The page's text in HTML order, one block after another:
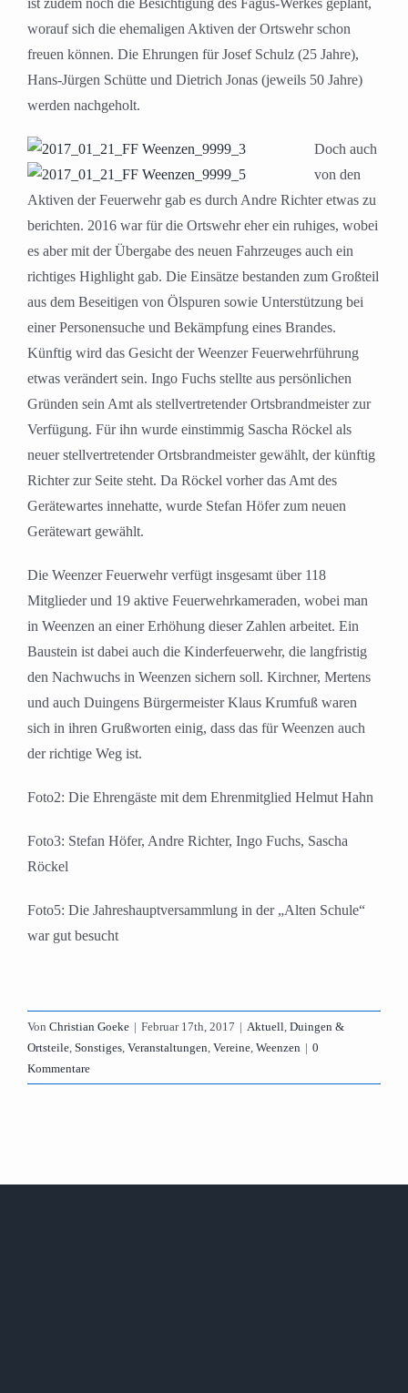
ist zudem noch die Besichtigung des Fagus-Werkes geplant,
worauf sich die ehemaligen Aktiven der Ortswehr schon
freuen können. Die Ehrungen für Josef Schulz (25 Jahre),
Hans-Jürgen Schütte und Dietrich Jonas (jeweils 50 Jahre)
werden nachgeholt.
Doch auch
von den
Aktiven der Feuerwehr gab es durch Andre Richter etwas zu
berichten. 2016 war für die Ortswehr eher ein ruhiges, wobei
es aber mit der Übergabe des neuen Fahrzeuges auch ein
richtiges Highlight gab. Die Einsätze bestanden zum Großteil
aus dem Beseitigen von Ölspuren sowie Unterstützung bei
einer Personensuche und Bekämpfung eines Brandes.
Künftig wird das Gesicht der Weenzer Feuerwehrführung
etwas verändert sein. Ingo Fuchs stellte aus persönlichen
Gründen sein Amt als stellvertretender Ortsbrandmeister zur
Verfügung. Für ihn wurde einstimmig Sascha Röckel als
neuer stellvertretender Ortsbrandmeister gewählt, der künftig
Richter zur Seite steht. Da Röckel vorher das Amt des
Gerätewartes innehatte, wurde Stefan Höfer zum neuen
Gerätewart gewählt.
Die Weenzer Feuerwehr verfügt insgesamt über 118
Mitglieder und 19 aktive Feuerwehrkameraden, wobei man
in Weenzen an einer Erhöhung dieser Zahlen arbeitet. Ein
Baustein ist dabei auch die Kinderfeuerwehr, die langfristig
den Nachwuchs in Weenzen sichern soll. Kirchner, Mertens
und auch Duingens Bürgermeister Klaus Krumfuß waren
sich in ihren Grußworten einig, dass das für Weenzen auch
der richtige Weg ist.
Foto2: Die Ehrengäste mit dem Ehrenmitglied Helmut Hahn
Foto3: Stefan Höfer, Andre Richter, Ingo Fuchs, Sascha
Röckel
Foto5: Die Jahreshauptversammlung in der „Alten Schule“
war gut besucht
Von Christian Goeke | Februar 17th, 2017 | Aktuell, Duingen &
Ortsteile, Sonstiges, Veranstaltungen, Vereine, Weenzen | 0
Kommentare